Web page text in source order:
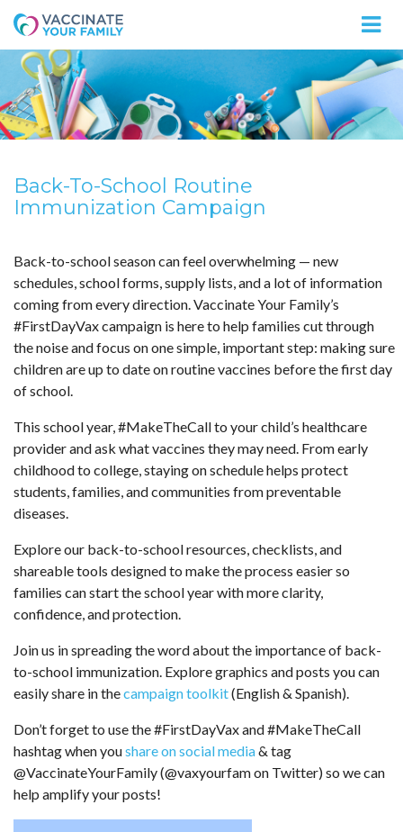
Logo
Back-To-School Routine
Immunization Campaign
Back-to-school season can feel overwhelming — new
schedules, school forms, supply lists, and a lot of information
coming from every direction. Vaccinate Your Family’s
#FirstDayVax campaign is here to help families cut through
the noise and focus on one simple, important step: making sure
children are up to date on routine vaccines before the first day
of school.
This school year, #MakeTheCall to your child’s healthcare
provider and ask what vaccines they may need. From early
childhood to college, staying on schedule helps protect
students, families, and communities from preventable
diseases.
Explore our back-to-school resources, checklists, and
shareable tools designed to make the process easier so
families can start the school year with more clarity,
confidence, and protection.
Join us in spreading the word about the importance of back-
to-school immunization. Explore graphics and posts you can
easily share in thecampaign toolkit(English & Spanish).
Don’t forget to use the #FirstDayVax and #MakeTheCall
hashtag when youshare on social media& tag
@VaccinateYourFamily (@vaxyourfam on Twitter) so we can
help amplify your posts!